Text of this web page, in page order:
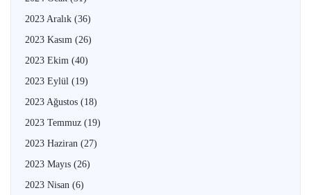
2023 Aralık (36)
2023 Kasım (26)
2023 Ekim (40)
2023 Eylül (19)
2023 Ağustos (18)
2023 Temmuz (19)
2023 Haziran (27)
2023 Mayıs (26)
2023 Nisan (6)